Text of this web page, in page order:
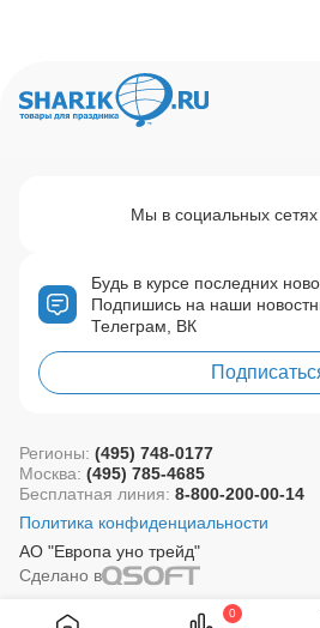
0
Будь в курсе последних
Подпишись на наши
Телеграм, ВК
Мы в социальных сетях
АО "Европа уно трейд"
Регионы: (495) 748-0177
Москва: (495) 785-4685
Бесплатная линия: 8-800-200-00-14
Политика конфиденциальности
Сделано в